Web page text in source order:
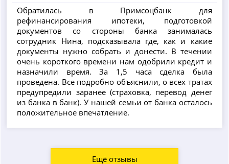
Обратилась в Примсоцбанк для
рефинансирования ипотеки, подготовкой
документов со стороны банка занималась
сотрудник Нина, подсказывала где, как и какие
документы нужно собрать и донести. В течении
очень короткого времени нам одобрили кредит и
назначили время. За 1,5 часа сделка была
проведена. Все подробно объяснили, о всех тратах
предупредили заранее (страховка, перевод денег
из банка в банк). У нашей семьи от банка осталось
положительное впечатление.
Ещё отзывы